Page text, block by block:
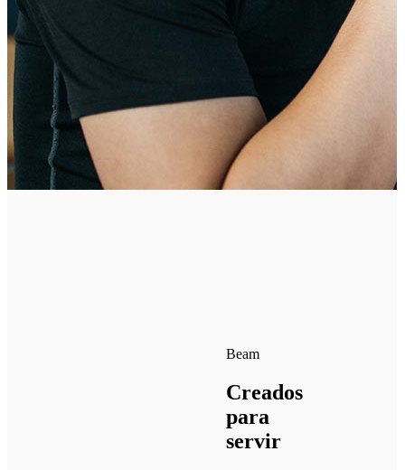
Beam
Creados
para
servir